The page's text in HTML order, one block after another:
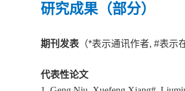
研究成果（部分）
期刊发表 （*表示通讯作者, #表示
代表性论文